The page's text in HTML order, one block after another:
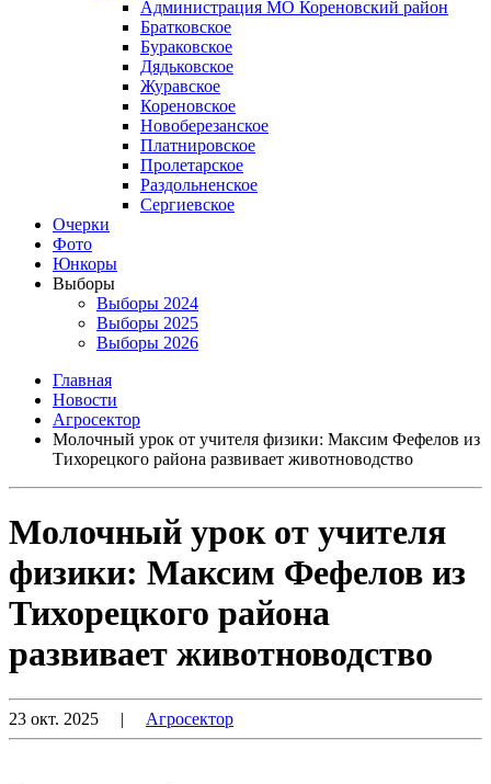
Администрация МО Кореновский район
Братковское
Бураковское
Дядьковское
Журавское
Кореновское
Новоберезанское
Платнировское
Пролетарское
Раздольненское
Сергиевское
Очерки
Фото
Юнкоры
Выборы
Выборы 2024
Выборы 2025
Выборы 2026
Главная
Новости
Агросектор
Молочный урок от учителя физики: Максим Фефелов из
Тихорецкого района развивает животноводство
Молочный урок от учителя
физики: Максим Фефелов из
Тихорецкого района
развивает животноводство
23 окт. 2025 | Агросектор